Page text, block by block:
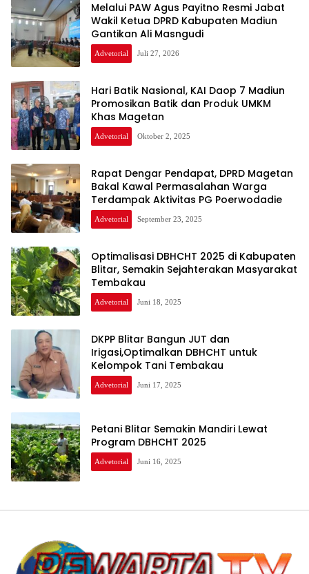
Melalui PAW Agus Payitno Resmi Jabat
Wakil Ketua DPRD Kabupaten Madiun
Gantikan Ali Masngudi
Advetorial Juli 27, 2026
Hari Batik Nasional, KAI Daop 7 Madiun
Promosikan Batik dan Produk UMKM
Khas Magetan
Advetorial Oktober 2, 2025
Rapat Dengar Pendapat, DPRD Magetan
Bakal Kawal Permasalahan Warga
Terdampak Aktivitas PG Poerwodadie
Advetorial September 23, 2025
Optimalisasi DBHCHT 2025 di Kabupaten
Blitar, Semakin Sejahterakan Masyarakat
Tembakau
Advetorial Juni 18, 2025
DKPP Blitar Bangun JUT dan
Irigasi,Optimalkan DBHCHT untuk
Kelompok Tani Tembakau
Advetorial Juni 17, 2025
Petani Blitar Semakin Mandiri Lewat
Program DBHCHT 2025
Advetorial Juni 16, 2025